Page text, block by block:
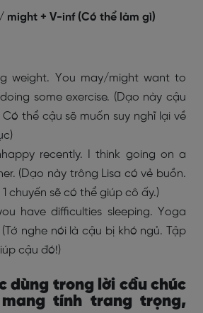
might + V-inf (Có thể làm gì)
weight. You may/might want to
some exercise. (Dạo này cậu
thể cậu sẽ muốn suy nghĩ lại về
recently. I think going on a
(Dạo này trông Lisa có vẻ buồn.
1 chuyến sẽ có thể giúp cô ấy.)
have difficulties sleeping. Yoga
nghe nói là cậu bị khó ngủ. Tập
cậu đó!)
dùng trong lời cầu chúc
tính trang trọng,